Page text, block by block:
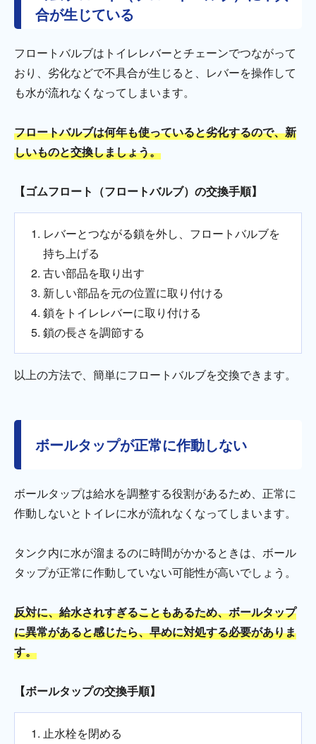
合が生じている
フロートバルブはトイレレバーとチェーンでつながって
おり、劣化などで不具合が生じると、レバーを操作して
も水が流れなくなってしまいます。
フロートバルブは何年も使っていると劣化するので、新
しいものと交換しましょう。
【ゴムフロート（フロートバルブ）の交換手順】
レバーとつながる鎖を外し、フロートバルブを
持ち上げる
古い部品を取り出す
新しい部品を元の位置に取り付ける
鎖をトイレレバーに取り付ける
鎖の長さを調節する
以上の方法で、簡単にフロートバルブを交換できます。
ボールタップが正常に作動しない
ボールタップは給水を調整する役割があるため、正常に
作動しないとトイレに水が流れなくなってしまいます。
タンク内に水が溜まるのに時間がかかるときは、ボール
タップが正常に作動していない可能性が高いでしょう。
反対に、給水されすぎることもあるため、ボールタップ
に異常があると感じたら、早めに対処する必要がありま
す。
【ボールタップの交換手順】
止水栓を閉める